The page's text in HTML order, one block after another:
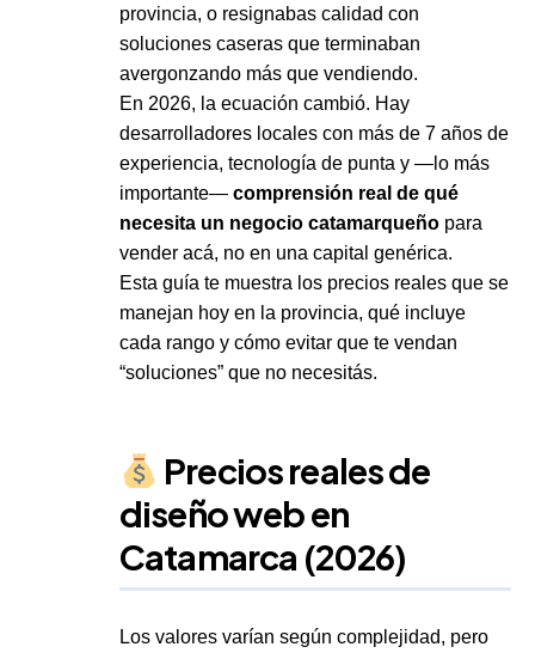
provincia, o resignabas calidad con
soluciones caseras que terminaban
avergonzando más que vendiendo.
En 2026, la ecuación cambió. Hay
desarrolladores locales con más de 7 años de
experiencia, tecnología de punta y —lo más
importante— comprensión real de qué
necesita un negocio catamarqueño para
vender acá, no en una capital genérica.
Esta guía te muestra los precios reales que se
manejan hoy en la provincia, qué incluye
cada rango y cómo evitar que te vendan
“soluciones” que no necesitás.
Precios reales de
diseño web en
Catamarca (2026)
Los valores varían según complejidad, pero